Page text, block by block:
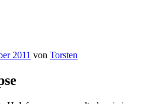
2011 von Torsten